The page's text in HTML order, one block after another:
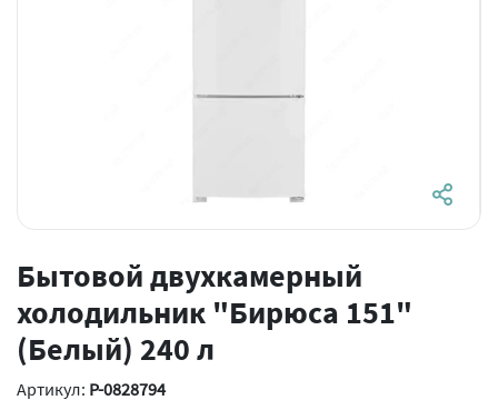
Бытовой двухкамерный
холодильник "Бирюса 151"
(Белый) 240 л
Артикул: P-0828794